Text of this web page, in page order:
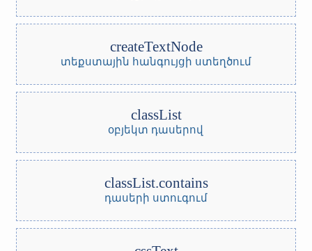
createTextNode
տեքստային հանգույցի ստեղծում
classList
օբյեկտ դասերով
classList.contains
դասերի ստուգում